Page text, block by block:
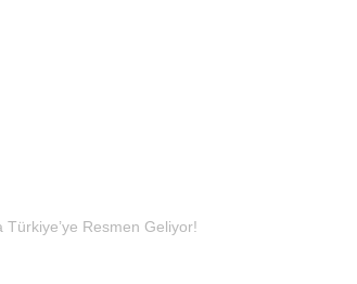
Türkiye’ye Resmen Geliyor!